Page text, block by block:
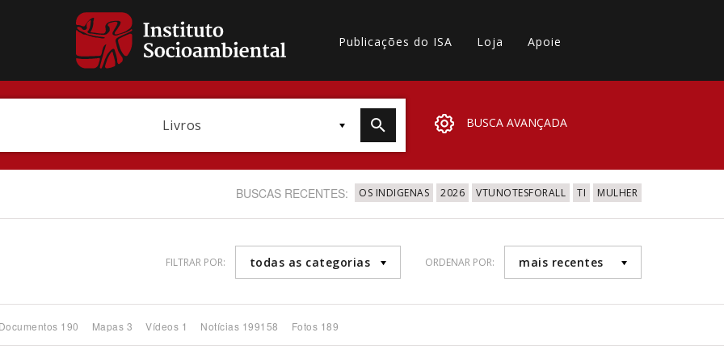
Publicações do ISA Loja Apoie
Livros BUSCA AVANÇADA
BUSCAS RECENTES: OS INDIGENAS 2026 VTUNOTESFORALL TI MULHER
FILTRAR POR: todas as categorias ORDENAR POR: mais recentes
190 Mapas 3 Vídeos 1 Notícias 199158 Fotos 189